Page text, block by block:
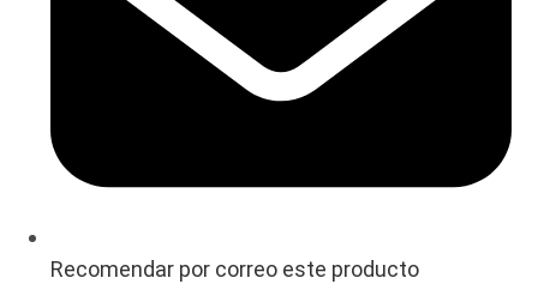
Recomendar por correo este producto